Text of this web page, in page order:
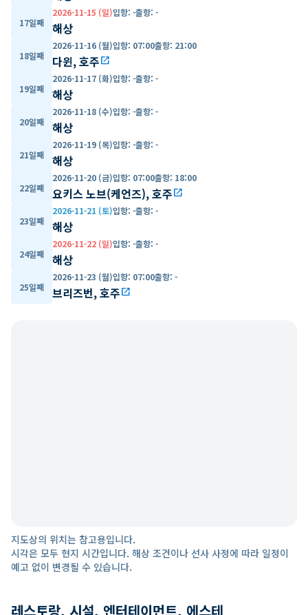
17일째
2026-11-15 (일)입항: -출항: -
해상
18일째
2026-11-16 (월)입항: 07:00출항: 21:00
다윈, 호주open_in_new
19일째
2026-11-17 (화)입항: -출항: -
해상
20일째
2026-11-18 (수)입항: -출항: -
해상
21일째
2026-11-19 (목)입항: -출항: -
해상
22일째
2026-11-20 (금)입항: 07:00출항: 18:00
요키스 노브(케언즈), 호주open_in_new
23일째
2026-11-21 (토)입항: -출항: -
해상
24일째
2026-11-22 (일)입항: -출항: -
해상
25일째
2026-11-23 (월)입항: 07:00출항: -
브리즈번, 호주open_in_new
지도상의 위치는 참고용입니다.
시각은 모두 현지 시간입니다. 해상 조건이나 선사 사정에 따라 일정이
예고 없이 변경될 수 있습니다.
레스토랑, 시설, 엔터테이먼트, 에스테